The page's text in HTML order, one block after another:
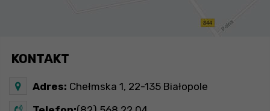
KONTAKT
Adres: Chełmska 1, 22-135 Białopole